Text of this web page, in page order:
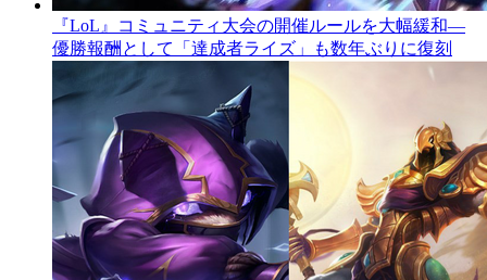
『LoL』コミュニティ大会の開催ルールを大幅緩和―
優勝報酬として「達成者ライズ」も数年ぶりに復刻